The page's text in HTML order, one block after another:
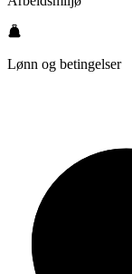
Lønn og betingelser